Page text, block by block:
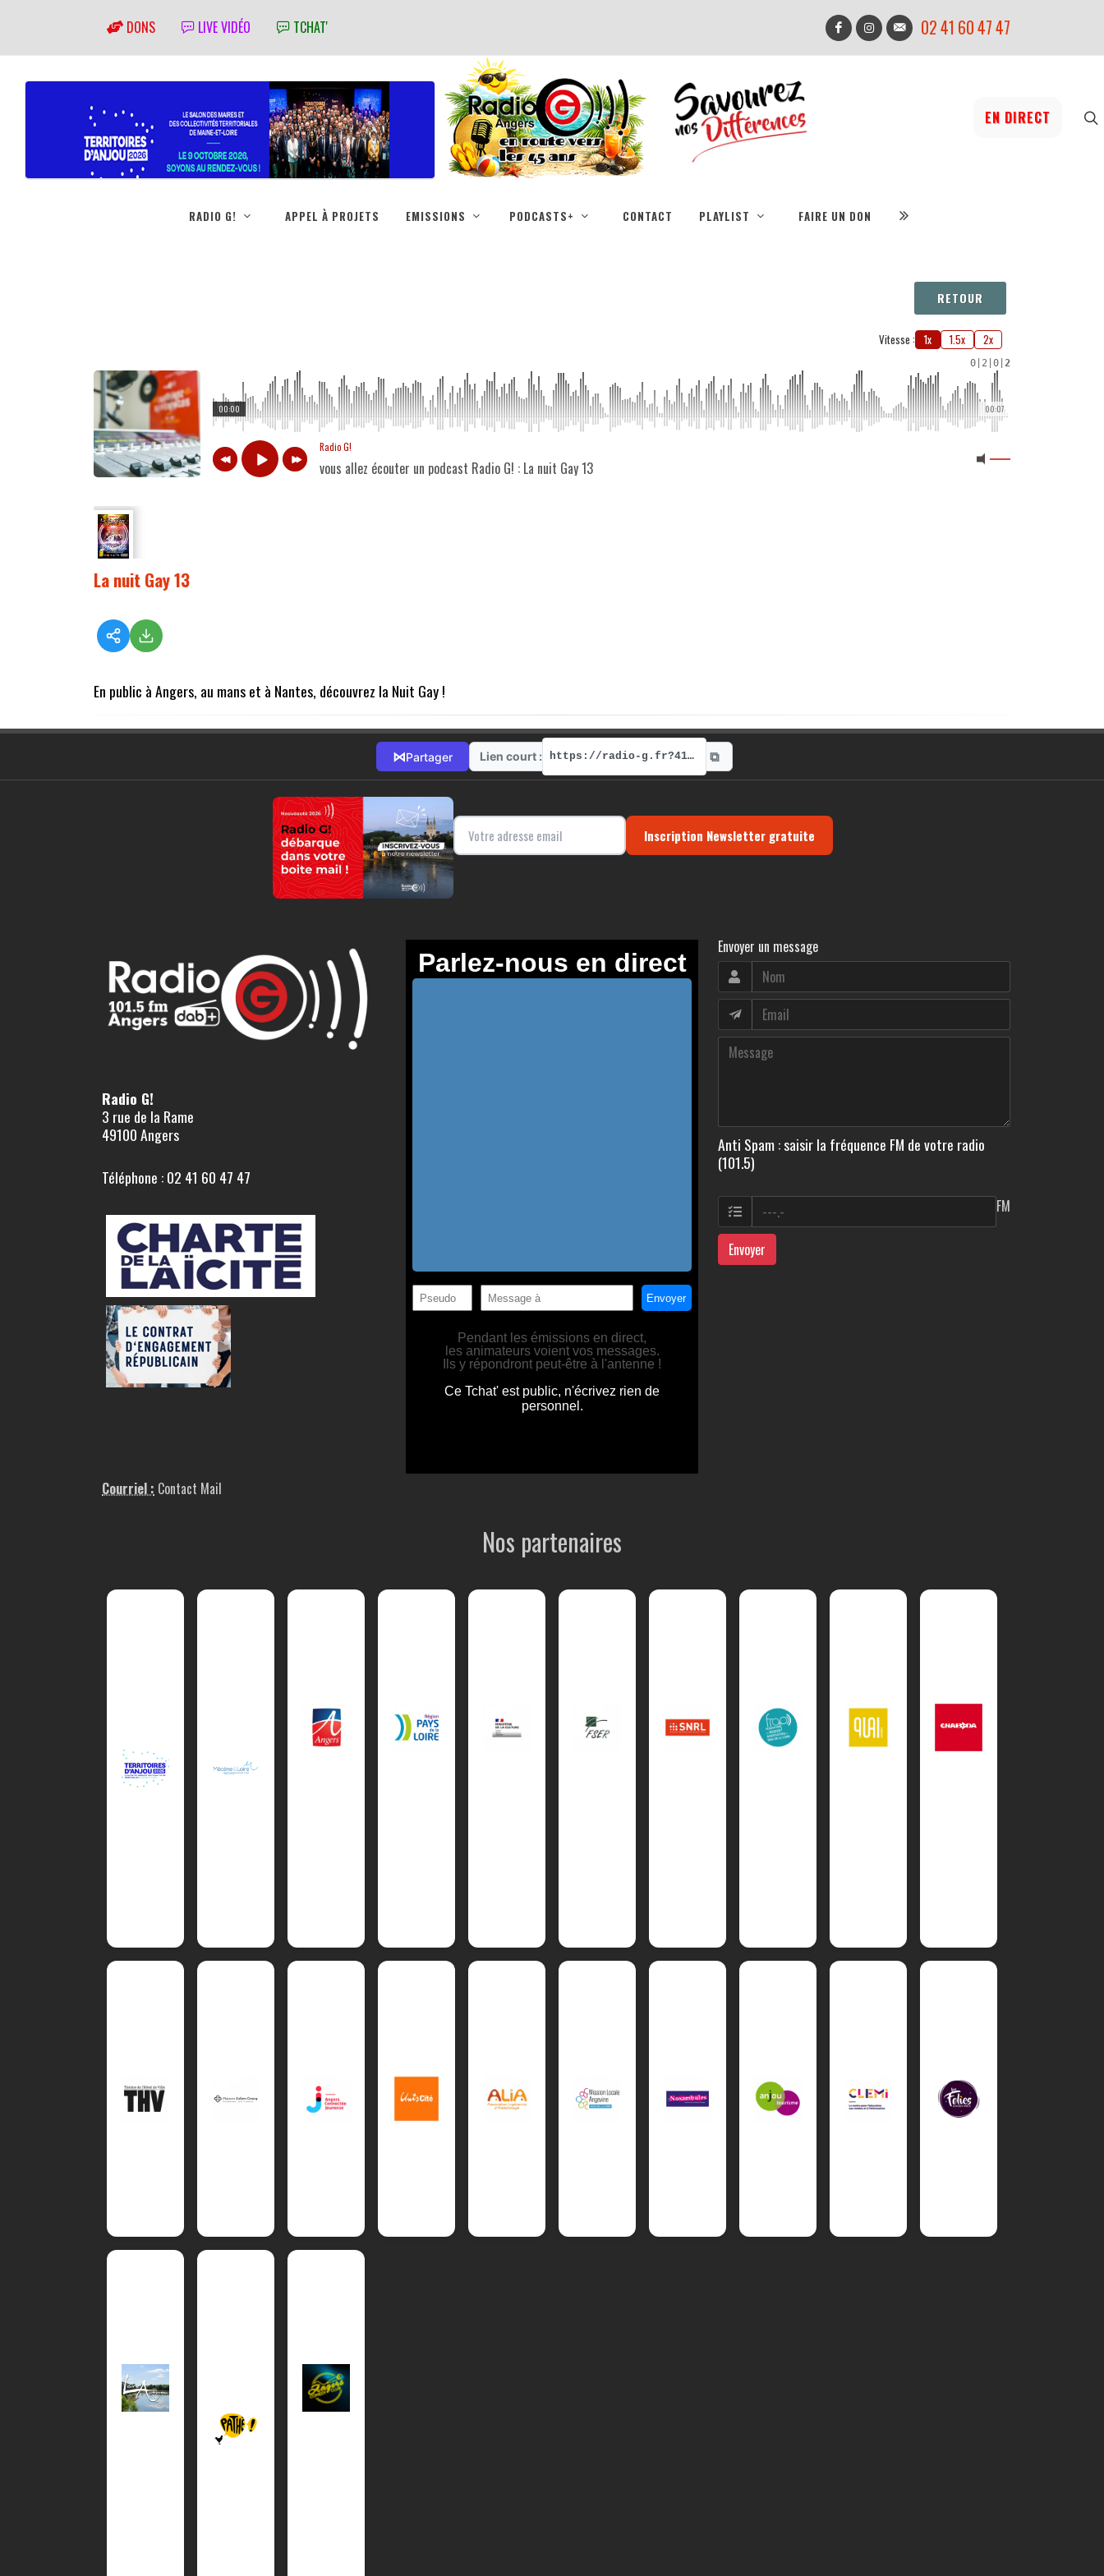
DONS LIVE VIDÉO TCHAT' 02 41 60 47 47
EN DIRECT
RADIO G! APPEL À PROJETS EMISSIONS PODCASTS+ CONTACT PLAYLIST FAIRE UN DON
RETOUR
Vitesse : 1x 1.5x 2x
0 2 0 2
00:07
00:00
Radio G!
vous allez écouter un podcast Radio G! : La nuit Gay 13
La nuit Gay 13
En public à Angers, au mans et à Nantes, découvrez la Nuit Gay !
⋈Partager Lien court : https://radio-g.fr?4155 ⧉
Inscription Newsletter gratuite
Radio G!
3 rue de la Rame
49100 Angers
Téléphone : 02 41 60 47 47
Courriel : Contact Mail
Envoyer un message
Anti Spam : saisir la fréquence FM de votre radio
(101.5)
FM
Envoyer
Nos partenaires